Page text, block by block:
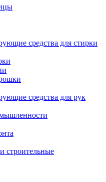
средства для стирки
средства для рук
строительные